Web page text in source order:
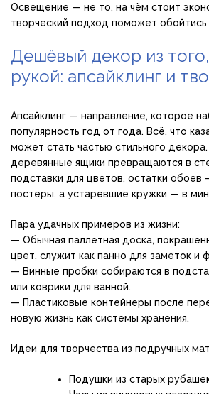
Освещение — не то, на чём стоит
творческий подход поможет
Дешёвый декор из
рукой: апсайклинг и
Апсайклинг — направление, которое
популярность год от года. Всё, что
может стать частью стильного
деревянные ящики превращаются в
подставки для цветов, остатки обоев
постеры, а устаревшие кружки — в
Пара удачных примеров из жизни:
— Обычная паллетная доска,
цвет, служит как панно для заметок и
— Винные пробки собираются в
или коврики для ванной.
— Пластиковые контейнеры после
новую жизнь как системы хранения.
Идеи для творчества из подручных
Подушки из старых